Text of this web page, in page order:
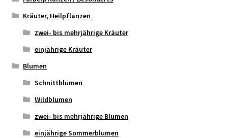
Kräuter, Heilpflanzen
zwei- bis mehrjährige Kräuter
einjährige Kräuter
Blumen
Schnittblumen
Wildblumen
zwei- bis mehrjährige Blumen
einjährige Sommerblumen